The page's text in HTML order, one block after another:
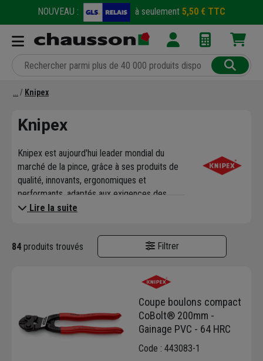
NOUVEAU : à seulement 5,50 € TTC
Knipex
Knipex
Knipex est aujourd'hui leader mondial du
marché de la pince, grâce à ses produits de
qualité, innovants, ergonomiques et
performants, adaptés aux exigences des
professionnels. Knipex propose une large
optimal pour chaque domaine d'application,
tel que l'électricité, le sanitaire et le
l'automobile, l'agriculture, ou encore des
domaines modernes comme le solaire,
l'énergie éolienne, et l'aéronautique.
Knipex met tout son savoir-faire en matière
de pince et de fabrication pour fournir des
outils de précision, offrant une bonne coupe,
Lire la suite
84 produits trouvés Filtrer
Coupe boulons compact
CoBolt® 200mm -
Gainage PVC - 64 HRC
Code : 443083-1